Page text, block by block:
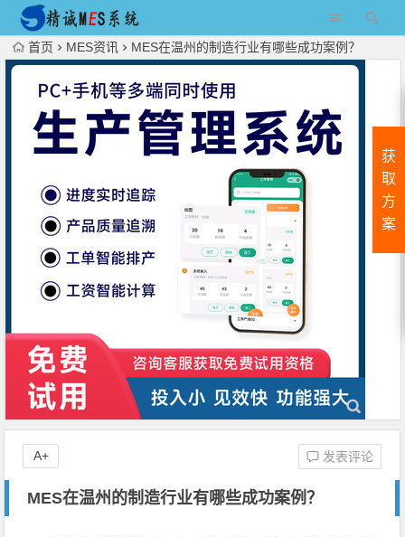
首页 MES资讯 MES在温州的制造行业有哪些成功案例？
MES在温州的制造行业有哪些成功案例？
发表评论
A+
获
取
方
案